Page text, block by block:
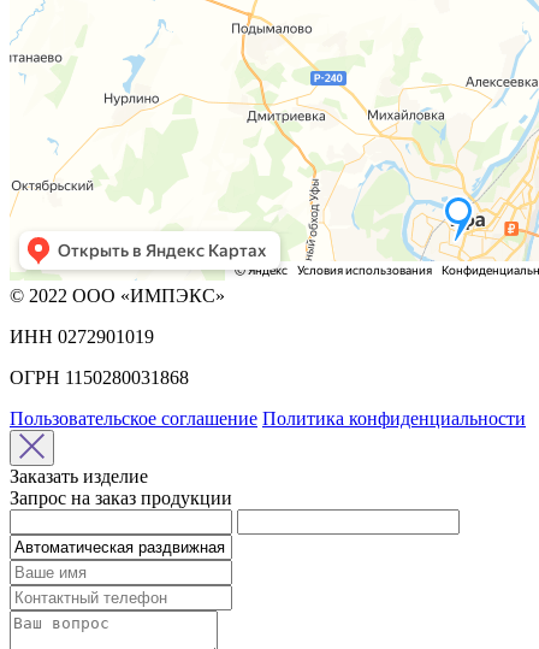
© 2022 ООО «ИМПЭКС»
ИНН 0272901019
ОГРН 1150280031868
Пользовательское соглашение Политика конфиденциальности
Заказать изделие
Запрос на заказ продукции